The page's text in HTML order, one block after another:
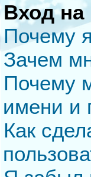
Вход на
Почему
Зачем
Почему
имени и
Как